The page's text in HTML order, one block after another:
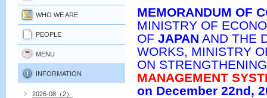
MEMORANDUM OF
MINISTRY OF
OF JAPAN AND THE
WORKS, MINISTRY
ON
MANAGEMENT
on December 22nd,
WHO WE ARE
PEOPLE
MENU
INFORMATION
2026-08（2）